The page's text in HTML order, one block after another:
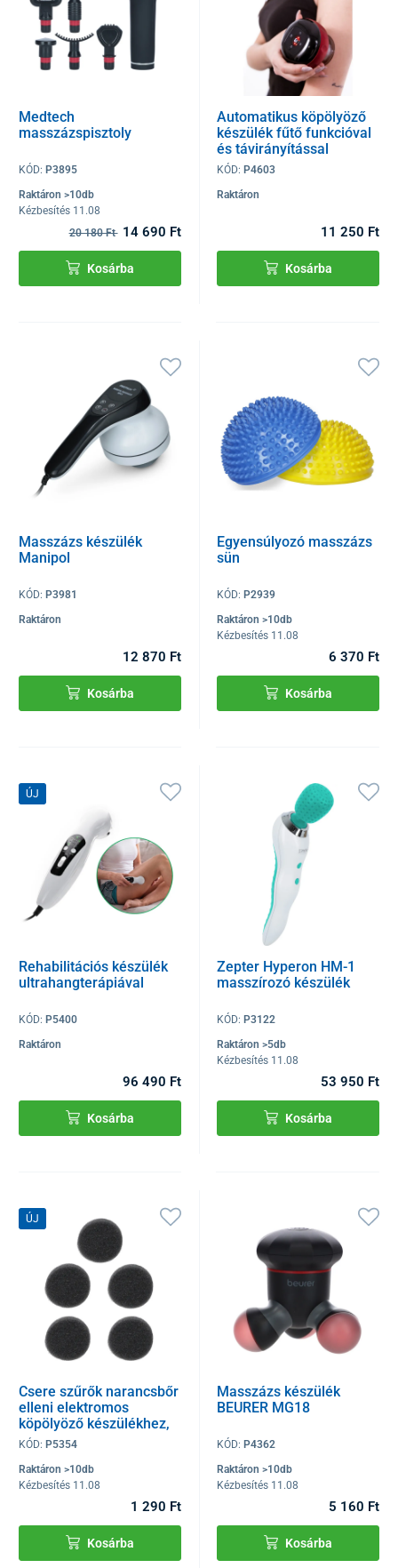
Medtech
masszázspisztoly
KÓD: P3895
Raktáron >10db
Kézbesítés 11.08
20 180 Ft 14 690 Ft
Kosárba
Automatikus köpölyöző
készülék fűtő funkcióval
és távirányítással
KÓD: P4603
Raktáron
11 250 Ft
Kosárba
Masszázs készülék
Manipol
KÓD: P3981
Raktáron
12 870 Ft
Kosárba
Egyensúlyozó masszázs
sün
KÓD: P2939
Raktáron >10db
Kézbesítés 11.08
6 370 Ft
Kosárba
ÚJ
Rehabilitációs készülék
ultrahangterápiával
KÓD: P5400
Raktáron
96 490 Ft
Kosárba
Zepter Hyperon HM-1
masszírozó készülék
KÓD: P3122
Raktáron >5db
Kézbesítés 11.08
53 950 Ft
Kosárba
ÚJ
Csere szűrők narancsbőr
elleni elektromos
köpölyöző készülékhez,
5 db
KÓD: P5354
Raktáron >10db
Kézbesítés 11.08
1 290 Ft
Kosárba
Masszázs készülék
BEURER MG18
KÓD: P4362
Raktáron >10db
Kézbesítés 11.08
5 160 Ft
Kosárba